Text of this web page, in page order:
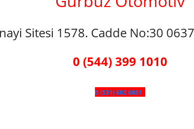
Sitesi 1578. Cadde No:30
0 (544) 399 1010
0 (531) 602 6861